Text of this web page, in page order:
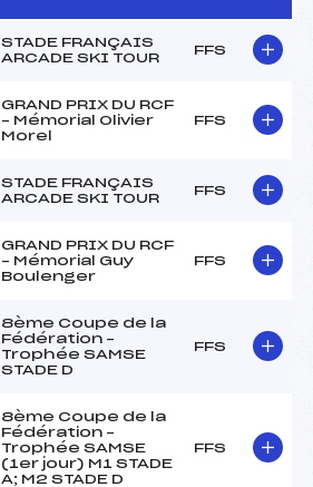
STADE FRANÇAIS
ARCADE SKI TOUR
FFS
GRAND PRIX DU RCF
– Mémorial Olivier
Morel
FFS
STADE FRANÇAIS
ARCADE SKI TOUR
FFS
GRAND PRIX DU RCF
– Mémorial Guy
Boulenger
FFS
8ème Coupe de la
Fédération –
Trophée SAMSE
STADE D
FFS
8ème Coupe de la
Fédération –
Trophée SAMSE
(1er jour) M1 STADE
A; M2 STADE D
FFS